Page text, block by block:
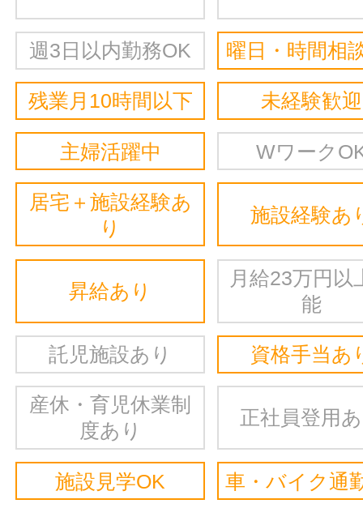
週3日以内勤務OK 曜日・時間相
残業月10時間以下 未経験歓迎
主婦活躍中 Wワーク
居宅＋施設経験あ
り
施設経験あ
昇給あり
月給23万円以
能
託児施設あり 資格手当あ
産休・育児休業制
度あり
正社員登用
施設見学OK 車・バイク通